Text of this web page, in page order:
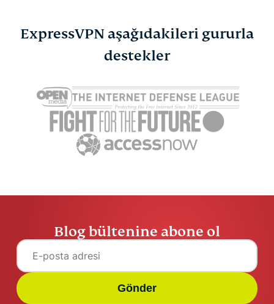
ExpressVPN aşağıdakileri gururla
destekler
Blog bültenine abone ol
Gönder